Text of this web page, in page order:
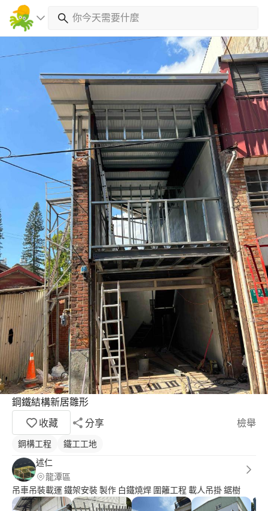
鋼鐵結構新居雛形
收藏
分享 檢舉
鋼構工程
鐵工工地
述仁
龍潭區
吊車吊裝載運 鐵架安裝 製作 白鐵燒焊 圍籬工程 載人吊掛 鋸樹